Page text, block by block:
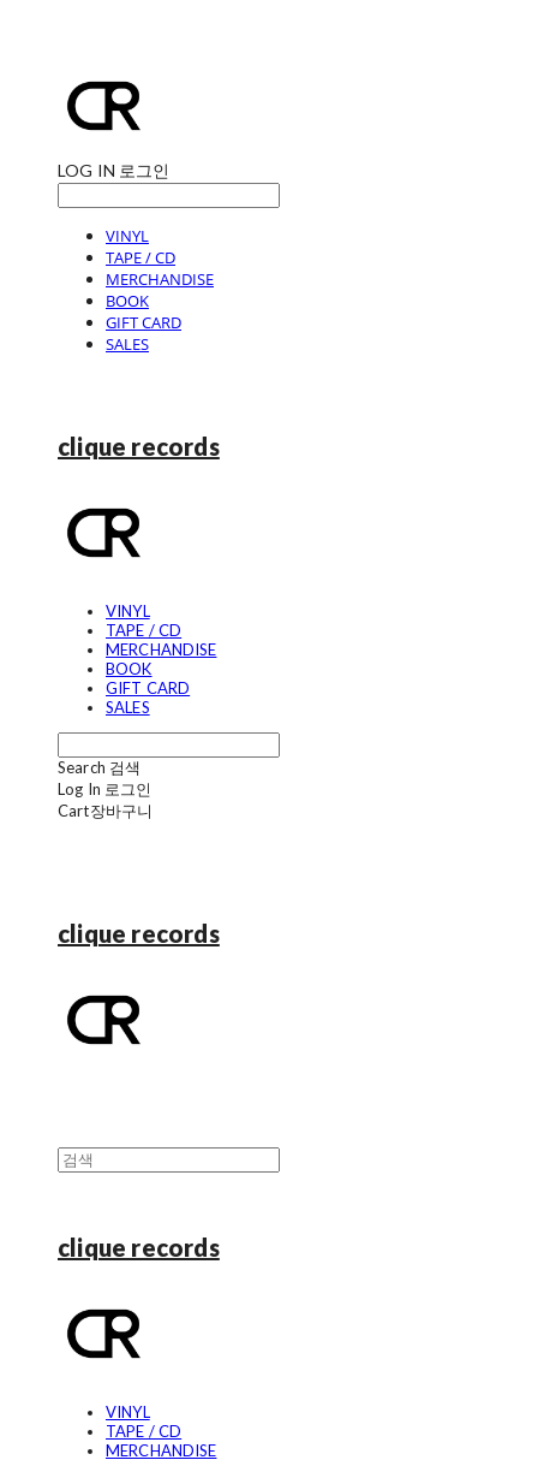
LOG IN 로그인
VINYL
TAPE / CD
MERCHANDISE
BOOK
GIFT CARD
SALES
clique records
VINYL
TAPE / CD
MERCHANDISE
BOOK
GIFT CARD
SALES
Search 검색
Log In 로그인
Cart장바구니
clique records
clique records
VINYL
TAPE / CD
MERCHANDISE